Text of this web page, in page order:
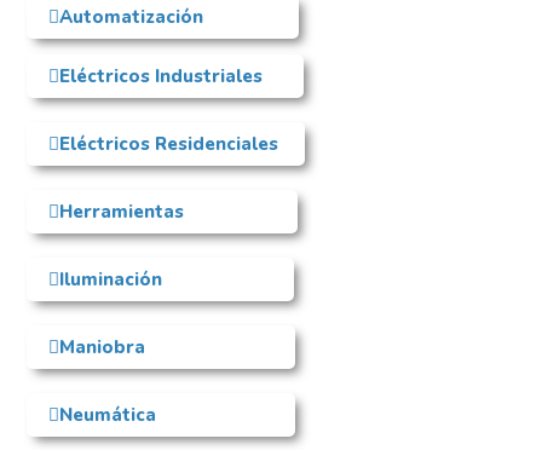
Automatización
Eléctricos Industriales
Eléctricos Residenciales
Herramientas
Iluminación
Maniobra
Neumática